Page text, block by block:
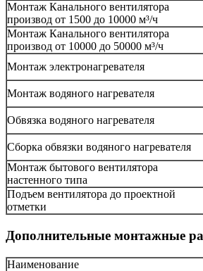
Монтаж Канального вентилятора
производ от 1500 до 10000 м³/ч
Монтаж Канального вентилятора
производ от 10000 до 50000 м³/ч
Монтаж электронагревателя
Монтаж водяного нагревателя
Обвязка водяного нагревателя
Сборка обвязки водяного нагревателя
Монтаж бытового вентилятора
настенного типа
Подъем вентилятора до проектной
отметки
Дополнительные монтажные
Наименование